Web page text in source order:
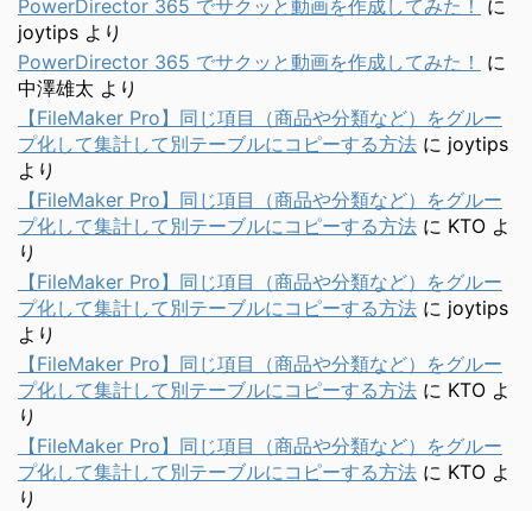
PowerDirector 365 でサクッと動画を作成してみた！
に
joytips より
PowerDirector 365 でサクッと動画を作成してみた！
に
中澤雄太 より
【FileMaker Pro】同じ項目（商品や分類など）をグルー
プ化して集計して別テーブルにコピーする方法 に joytips
より
【FileMaker Pro】同じ項目（商品や分類など）をグルー
プ化して集計して別テーブルにコピーする方法 に KTO よ
り
【FileMaker Pro】同じ項目（商品や分類など）をグルー
プ化して集計して別テーブルにコピーする方法 に joytips
より
【FileMaker Pro】同じ項目（商品や分類など）をグルー
プ化して集計して別テーブルにコピーする方法 に KTO よ
り
【FileMaker Pro】同じ項目（商品や分類など）をグルー
プ化して集計して別テーブルにコピーする方法 に KTO よ
り